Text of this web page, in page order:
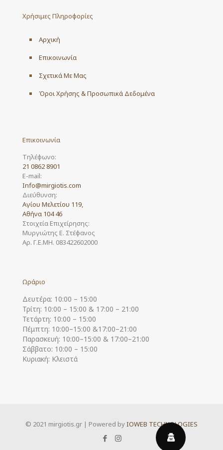
be
on
product
Χρήσιμες Πληροφορίες
Αρχική
Επικοινωνία
Σχετικά Με Μας
Όροι Χρήσης & Προσωπικά Δεδομένα
Επικοινωνία
Τηλέφωνο:
21 0862 8901
E-mail:
Info@mirgiotis.com
Διεύθυνση:
Αγίου Μελετίου 119,
Αθήνα 104 46
Στοιχεία Επιχείρησης:
Μυργιώτης Ε. Στέφανος
Αρ. Γ.Ε.ΜΗ. 083422602000
Ωράριο
Δευτέρα: 10:00 – 15:00
Τρίτη: 10:00 – 15:00 & 17:00 – 21:00
Τετάρτη: 10:00 – 15:00
Πέμπτη: 10:00–15:00 &17:00–21:00
Παρασκευή: 10:00–15:00 & 17:00–21:00
Σάββατο: 10:00 – 15:00
Κυριακή: Κλειστά
© 2021 mirgiotis.gr | Powered byIOWEB TECHNOLOGIES